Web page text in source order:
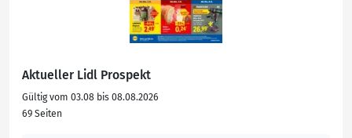
Aktueller Lidl Prospekt
Gültig vom 03.08 bis 08.08.2026
69 Seiten